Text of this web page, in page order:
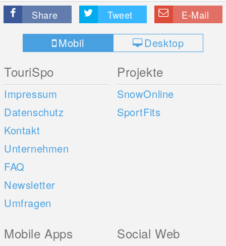
Share Tweet E-Mail
Mobil Desktop
TouriSpo
Impressum
Datenschutz
Kontakt
Unternehmen
FAQ
Newsletter
Umfragen
Projekte
SnowOnline
SportFits
Mobile Apps Social Web